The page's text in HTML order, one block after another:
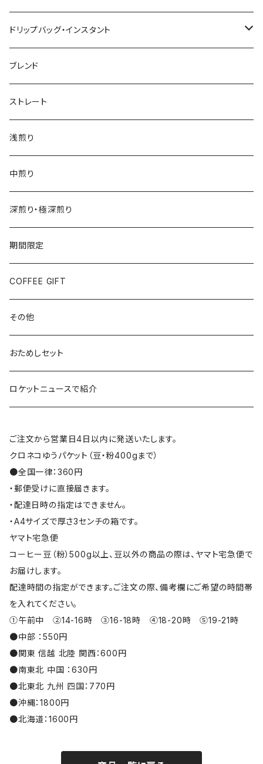
ドリップバッグ・インスタント
インデアントミー ドリップバッグ
ブレンド
ストレート
浅煎り
中煎り
深煎り・極深煎り
期間限定
COFFEE GIFT
その他
おためしセット
ロケットニュースで紹介
ご注文から営業日4日以内に発送いたします。
クロネコゆうパケット（豆・粉400gまで）
●全国一律：360円
・郵便受けに直接届きます。
・配達日時の指定はできません。
・A4サイズで厚さ3センチの箱です。
ヤマト宅急便
コーヒー豆（粉）500g以上、豆以外の商品の際は、ヤマト宅急便で
お届けします。
配達時間の指定ができます。ご注文の際、備考欄にご希望の時間帯
を入れてください。
①午前中 ②14-16時 ③16-18時 ④18-20時 ⑤19-21時
●中部 ：550円
●関東 信越 北陸 関西：600円
●南東北 中国 ：630円
●北東北 九州 四国：770円
●沖縄：1800円
●北海道：1600円